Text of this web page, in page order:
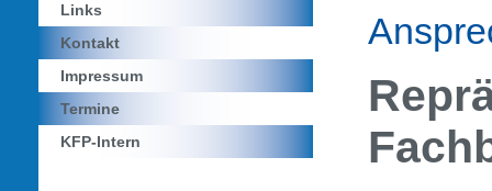
Links
Kontakt
Impressum
Termine
KFP-Intern